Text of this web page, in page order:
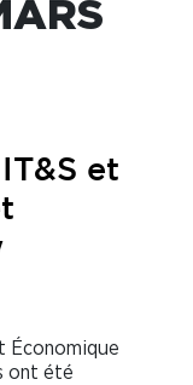
et
Économique
ont été